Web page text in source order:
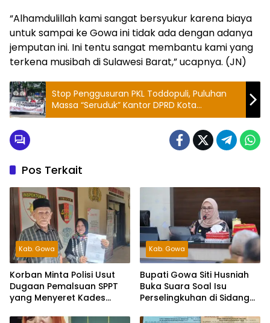
“Alhamdulillah kami sangat bersyukur karena biaya
untuk sampai ke Gowa ini tidak ada dengan adanya
jemputan ini. Ini tentu sangat membantu kami yang
terkena musibah di Sulawesi Barat,” ucapnya. (JN)
Stop Penggusuran PKL Toddopuli, Puluhan
Massa “Seruduk” Kantor DPRD Kota
Makassar
Pos Terkait
Kab. Gowa
Korban Minta Polisi Usut
Dugaan Pemalsuan SPPT
yang Menyeret Kades
Kab. Gowa
Bupati Gowa Siti Husniah
Buka Suara Soal Isu
Perselingkuhan di Sidang